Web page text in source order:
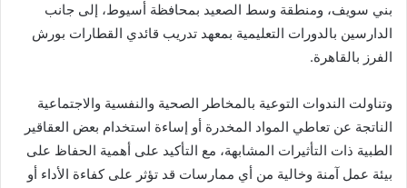
بني سويف، ومنطقة وسط الصعيد بمحافظة أسيوط، إلى جانب
الدارسين بالدورات التعليمية بمعهد تدريب قائدي القطارات بورش
الفرز بالقاهرة.
وتناولت الندوات التوعية بالمخاطر الصحية والنفسية والاجتماعية
الناتجة عن تعاطي المواد المخدرة أو إساءة استخدام بعض العقاقير
الطبية ذات التأثيرات المشابهة، مع التأكيد على أهمية الحفاظ على
بيئة عمل آمنة وخالية من أي ممارسات قد تؤثر على كفاءة الأداء أو